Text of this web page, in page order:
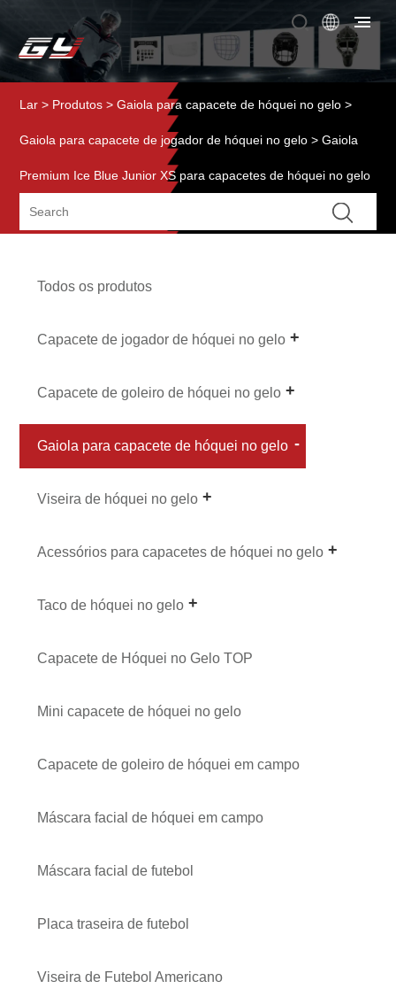
Lar > Produtos >Gaiola para capacete de hóquei no gelo >
Gaiola para capacete de jogador de hóquei no gelo > Gaiola
Premium Ice Blue Junior XS para capacetes de hóquei no gelo
Todos os produtos
Capacete de jogador de hóquei no gelo
Capacete de goleiro de hóquei no gelo
Gaiola para capacete de hóquei no gelo
Viseira de hóquei no gelo
Acessórios para capacetes de hóquei no gelo
Taco de hóquei no gelo
Capacete de Hóquei no Gelo TOP
Mini capacete de hóquei no gelo
Capacete de goleiro de hóquei em campo
Máscara facial de hóquei em campo
Máscara facial de futebol
Placa traseira de futebol
Viseira de Futebol Americano